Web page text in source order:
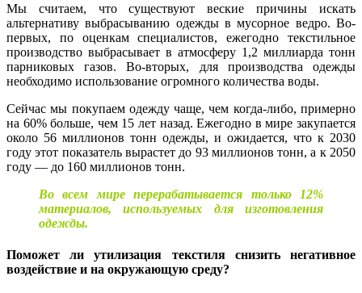
Мы считаем, что существуют веские причины искать
альтернативу выбрасыванию одежды в мусорное ведро. Во-
первых, по оценкам специалистов, ежегодно текстильное
производство выбрасывает в атмосферу 1,2 миллиарда тонн
парниковых газов. Во-вторых, для производства одежды
необходимо использование огромного количества воды.
Сейчас мы покупаем одежду чаще, чем когда-либо, примерно
на 60% больше, чем 15 лет назад. Ежегодно в мире закупается
около 56 миллионов тонн одежды, и ожидается, что к 2030
году этот показатель вырастет до 93 миллионов тонн, а к 2050
году — до 160 миллионов тонн.
Во всем мире перерабатывается только 12%
материалов, используемых для изготовления
одежды.
Поможет ли утилизация текстиля снизить негативное
воздействие и на окружающую среду?